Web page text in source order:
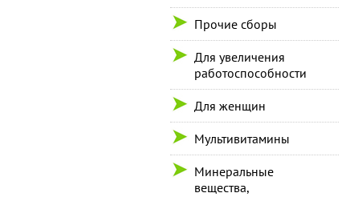
Прочие сборы
Для увеличения
работоспособности
Для женщин
Мультивитамины
Минеральные
вещества,